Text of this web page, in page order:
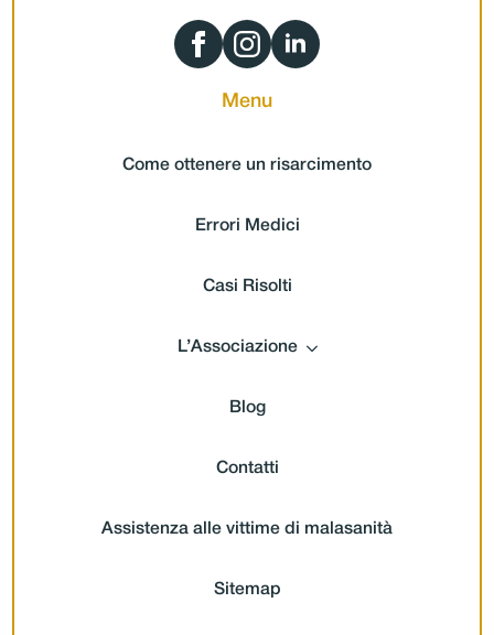
Menu
Come ottenere un risarcimento
Errori Medici
Casi Risolti
L’Associazione
Blog
Contatti
Assistenza alle vittime di malasanità
Sitemap